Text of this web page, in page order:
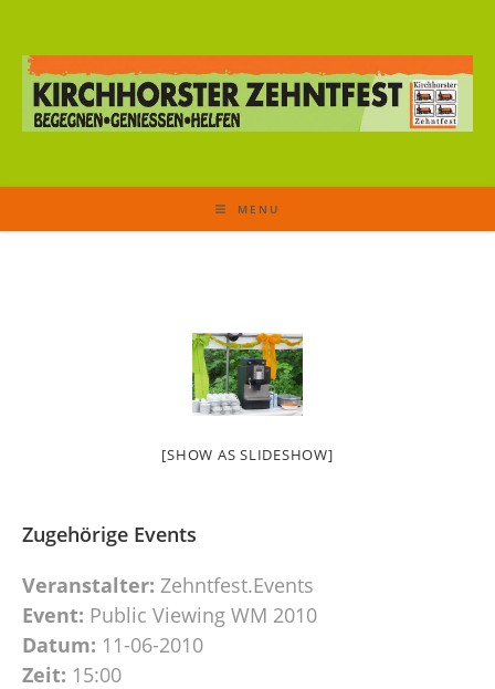
MENU
[SHOW AS SLIDESHOW]
Zugehörige Events
Veranstalter: Zehntfest.Events
Event: Public Viewing WM 2010
Datum: 11-06-2010
Zeit: 15:00